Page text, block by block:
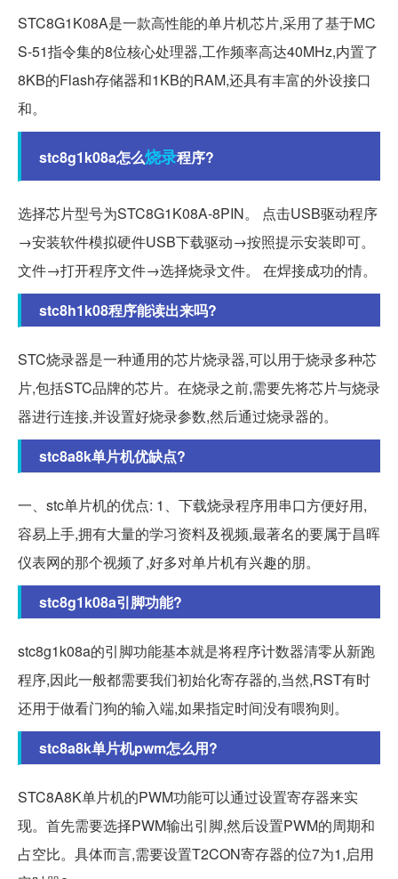
STC8G1K08A是一款高性能的单片机芯片,采用了基于MC
S-51指令集的8位核心处理器,工作频率高达40MHz,内置了
8KB的Flash存储器和1KB的RAM,还具有丰富的外设接口
和。
stc8g1k08a怎么烧录程序?
选择芯片型号为STC8G1K08A-8PIN。 点击USB驱动程序
→安装软件模拟硬件USB下载驱动→按照提示安装即可。
文件→打开程序文件→选择烧录文件。 在焊接成功的情。
stc8h1k08程序能读出来吗?
STC烧录器是一种通用的芯片烧录器,可以用于烧录多种芯
片,包括STC品牌的芯片。在烧录之前,需要先将芯片与烧录
器进行连接,并设置好烧录参数,然后通过烧录器的。
stc8a8k单片机优缺点?
一、stc单片机的优点: 1、下载烧录程序用串口方便好用,
容易上手,拥有大量的学习资料及视频,最著名的要属于昌晖
仪表网的那个视频了,好多对单片机有兴趣的朋。
stc8g1k08a引脚功能?
stc8g1k08a的引脚功能基本就是将程序计数器清零从新跑
程序,因此一般都需要我们初始化寄存器的,当然,RST有时
还用于做看门狗的输入端,如果指定时间没有喂狗则。
stc8a8k单片机pwm怎么用?
STC8A8K单片机的PWM功能可以通过设置寄存器来实
现。首先需要选择PWM输出引脚,然后设置PWM的周期和
占空比。具体而言,需要设置T2CON寄存器的位7为1,启用